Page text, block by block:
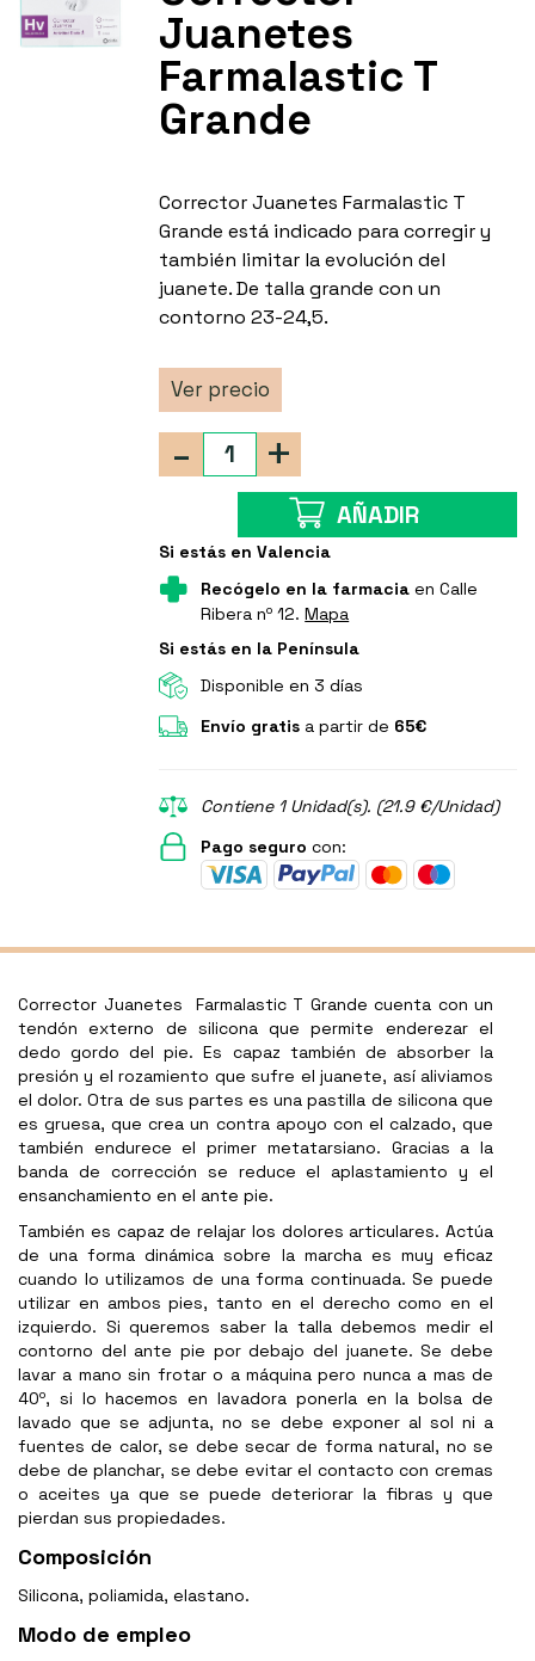
Juanetes
Farmalastic T
Grande
Corrector Juanetes Farmalastic T
Grande está indicado para corregir y
también limitar la evolución del
juanete. De talla grande con un
contorno 23-24,5.
Ver precio
+
-
AÑADIR
Si estás en Valencia
Recógelo en la farmacia en Calle
Ribera nº 12.Mapa
Si estás en la Península
Disponible en 3 días
Envío gratis a partir de 65€
Contiene 1 Unidad(s). (21.9 €/Unidad)
Pago seguro con:
Corrector Juanetes Farmalastic T Grande cuenta con un
tendón externo de silicona que permite enderezar el
dedo gordo del pie. Es capaz también de absorber la
presión y el rozamiento que sufre el juanete, así aliviamos
el dolor. Otra de sus partes es una pastilla de silicona que
es gruesa, que crea un contra apoyo con el calzado, que
también endurece el primer metatarsiano. Gracias a la
banda de corrección se reduce el aplastamiento y el
ensanchamiento en el ante pie.
También es capaz de relajar los dolores articulares. Actúa
de una forma dinámica sobre la marcha es muy eficaz
cuando lo utilizamos de una forma continuada. Se puede
utilizar en ambos pies, tanto en el derecho como en el
izquierdo. Si queremos saber la talla debemos medir el
contorno del ante pie por debajo del juanete. Se debe
lavar a mano sin frotar o a máquina pero nunca a mas de
40º, si lo hacemos en lavadora ponerla en la bolsa de
lavado que se adjunta, no se debe exponer al sol ni a
fuentes de calor, se debe secar de forma natural, no se
debe de planchar, se debe evitar el contacto con cremas
o aceites ya que se puede deteriorar la fibras y que
pierdan sus propiedades.
Composición
Silicona, poliamida, elastano.
Modo de empleo